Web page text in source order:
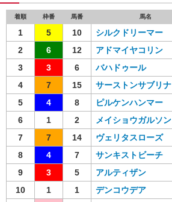
着順 枠番 馬番 馬名
1 5 10 シルクドリーマー
2
6 12 アドマイヤコリン
3
3 6 バハドゥール
4
7 15 サーストンサブリナ
5
4 8 ピルケンハンマー
6
1 2 メイショウガルソン
7
7 14 ヴェリタスローズ
8
4 7 サンキストビーチ
9
3 5 アルティザン
10
1 1 デンコウデア